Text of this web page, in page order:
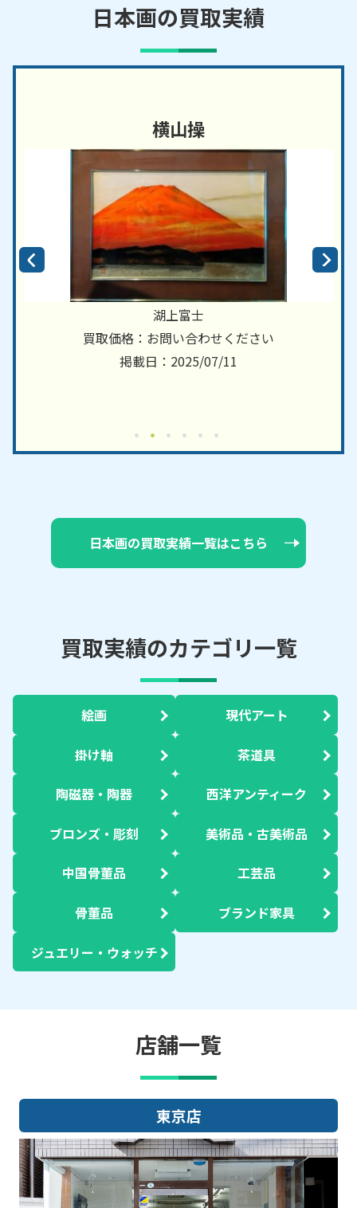
日本画の買取実績
横山操
湖上富士
買取価格：お問い合わせください
掲載日：2025/07/11
日本画の買取実績一覧はこちら
買取実績のカテゴリ一覧
絵画 現代アート
掛け軸 茶道具
陶磁器・陶器 西洋アンティーク
ブロンズ・彫刻 美術品・古美術品
中国骨董品 工芸品
骨董品 ブランド家具
ジュエリー・ウォッチ
店舗一覧